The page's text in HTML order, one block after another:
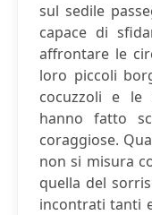
sul sedile
capace di
affrontare le
loro piccoli
cocuzzoli e
hanno fatto
coraggiose.
non si misura
quella del
incontrati tanti